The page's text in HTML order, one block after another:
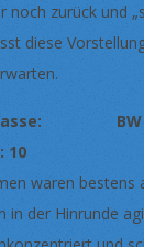
noch zurück und
diese
BW
waren bestens
in der Hinrunde